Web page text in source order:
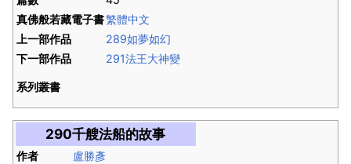
真佛般若藏電子書繁體中文
上一部作品
289如夢如幻
下一部作品
291法王大神變
系列叢書
290千艘法船的故事
作者
盧勝彥